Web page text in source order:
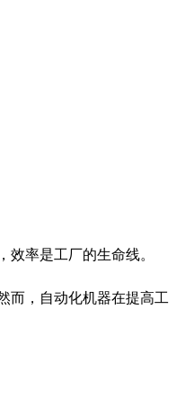
率是工厂的生命线。
而，自动化机器在提高工